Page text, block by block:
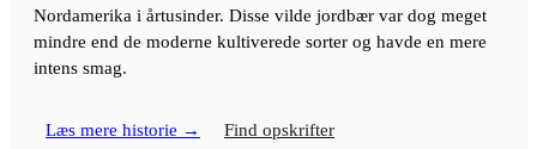
Nordamerika i årtusinder. Disse vilde jordbær var dog meget
mindre end de moderne kultiverede sorter og havde en mere
intens smag.
Læs mere historie → Find opskrifter